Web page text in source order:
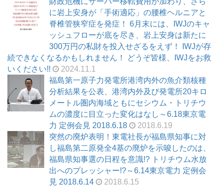
に岩上安身が「手術適応」の腰椎ヘルニアと
脊椎管狭窄症を発症！ 6月末には、IWJのキャ
ッシュフローが底を尽き、岩上安身は新たに
300万円の私財を投入せざるをえず！ IWJが存
続できなくなるかもしれません！ どうぞ皆様、IWJをお救
いください!!
2024.11.1
福島第一原子力発電所港湾内外の魚介類核種
分析結果を公表、港湾内外及び発電所20キロ
メートル圏内海域ともにセシウム・トリチウ
ムの濃度に目立った変化はなし～6.18東京電
力 定例会見 2018.6.18
2018.6.19
突然の廃炉表明！東電社長が福島県知事に対
し福島第二原発全4基の廃炉を示唆したのは、
福島県知事選の日程を意識!? トリチウム水放
出へのプレッシャー!?～6.14東京電力 定例会
見 2018.6.14
2018.6.15